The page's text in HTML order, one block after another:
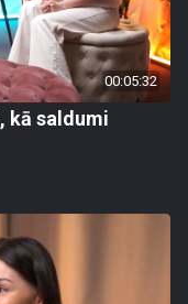
00:05:32
kā saldumi